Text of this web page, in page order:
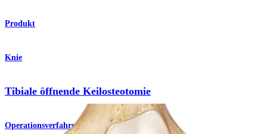
Produkt
Knie
Tibiale öffnende Keilosteotomie
Operationsverfahren